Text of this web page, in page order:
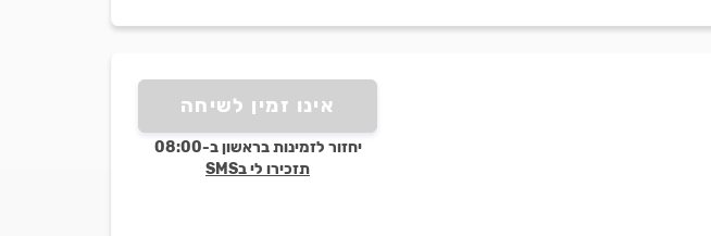
אינו זמין לשיחה
יחזור לזמינות בראשון ב-08:00
תזכירו לי בSMS